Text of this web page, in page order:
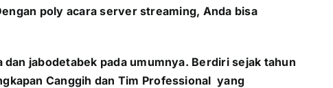
poly acara server streaming, Anda bisa
jabodetabek pada umumnya. Berdiri sejak tahun
Canggih dan Tim Professional yang